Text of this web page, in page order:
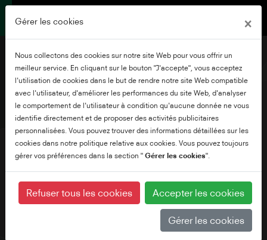
24" HD Ready WLAN
Smart Mobile TV
Gérer les cookies ×
Nous collectons des cookies sur notre site Web pour vous offrir un
meilleur service. En cliquant sur le bouton "J'accepte", vous acceptez
l'utilisation de cookies dans le but de rendre notre site Web compatible
avec l'utilisateur, d'améliorer les performances du site Web, d'analyser
le comportement de l'utilisateur à condition qu'aucune donnée ne vous
identifie directement et de proposer des activités publicitaires
personnalisées. Vous pouvez trouver des informations détaillées sur les
cookies dans notre politique relative aux cookies. Vous pouvez toujours
gérer vos préférences dans la section " Gérer les cookies".
Refuser tous les cookies Accepter les cookies
Gérer les cookies